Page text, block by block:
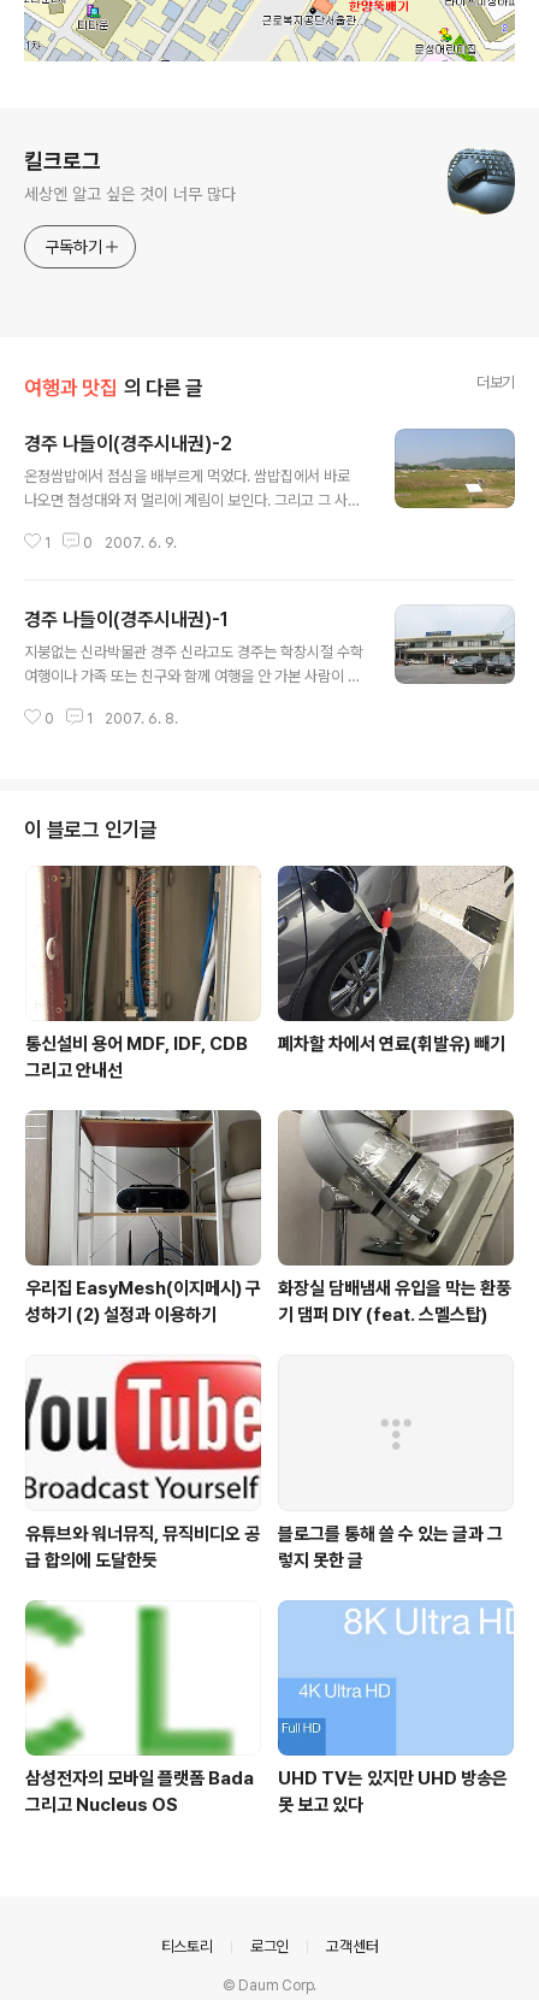
킬크로그
세상엔 알고 싶은 것이 너무 많다
구독하기
여행과 맛집 의 다른 글 더보기
경주 나들이(경주시내권)-2
온정쌈밥에서 점심을 배부르게 먹었다. 쌈밥집에서 바로
나오면 첨성대와 저 멀리에 계림이 보인다. 그리고 그 사이
입구까지 왕복해서 다녀오는 것이라고 한다. 요금은 3천
천문관측대라고 한다. 관측대가 아니라는 주장도 있긴 하
다. 경주를 대표하는 이미지 중의 하나가 바로 첨성대이다.
첨성대는 입장료를 내는 안쪽 지역으로 들어가지 않아도
입장료는 몇백원이지만, 경주시에서 첨성대만 보호하는 선
1 0 2007. 6. 9.
경주 나들이(경주시내권)-1
지붕없는 신라박물관 경주 신라고도 경주는 학창시절 수학
여행이나 가족 또는 친구와 함께 여행을 안 가본 사람이 없
관광지 중의 하나이다. 난 경주를 아주 좋아한다. 이상하게
이지만 수요일이라 집(서울)에 돌아가서 하루만에 내려오
기도 그렇고 해서 간단하게 가방에 짐싸서 하룻동안 경주
를 둘러보기로 작정하고 아침에 집을 나섰다 대구에서 (고
속버스나 시외버스)차를 타면 1시간이면 충분하게 도착할
수 있을만큼 대구와 경주는 가깝다. 경주에 가기 위해서는
동대구역 부근에 있는 동부시외버스정류장..
0 1 2007. 6. 8.
이 블로그 인기글
통신설비 용어 MDF, IDF, CDB
그리고 안내선
폐차할 차에서 연료(휘발유) 빼기
우리집 EasyMesh(이지메시) 구
성하기 (2) 설정과 이용하기
화장실 담배냄새 유입을 막는 환풍
기 댐퍼 DIY (feat. 스멜스탑)
유튜브와 워너뮤직, 뮤직비디오 공
급 합의에 도달한듯
블로그를 통해 쓸 수 있는 글과 그
렇지 못한 글
삼성전자의 모바일 플랫폼 Bada
그리고 Nucleus OS
UHD TV는 있지만 UHD 방송은
못 보고 있다
티스토리 로그인 고객센터
© Daum Corp.